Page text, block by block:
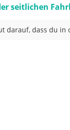
seitlichen
darauf, dass du in